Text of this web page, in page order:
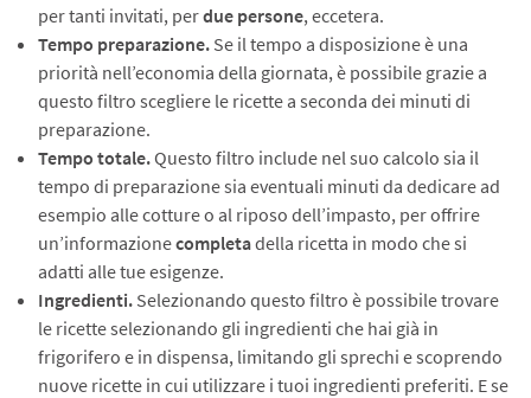
per tanti invitati, perdue persone, eccetera.
Tempo preparazione. Se il tempo a disposizione è una
priorità nell’economia della giornata, è possibile grazie a
questo filtro scegliere le ricette a seconda dei minuti di
preparazione.
Tempo totale.Questo filtro include nel suo calcolo sia il
tempo di preparazione sia eventuali minuti da dedicare ad
esempio alle cotture o al riposo dell’impasto, per offrire
un’informazionecompletadella ricetta in modo che si
adatti alle tue esigenze.
Ingredienti. Selezionando questo filtro è possibile trovare
le ricette selezionando gli ingredienti che hai già in
frigorifero e in dispensa, limitando gli sprechi e scoprendo
nuove ricette in cui utilizzare i tuoi ingredienti preferiti. E se